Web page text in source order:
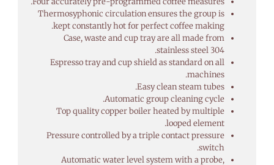
Thermosyphonic circulation ensures the group is
kept constantly hot for perfect coffee making.
Case, waste and cup tray are all made from
stainless steel 304.
Espresso tray and cup shield as standard on all
machines.
Easy clean steam tubes.
Automatic group cleaning cycle.
Top quality copper boiler heated by multiple
looped element.
Pressure controlled by a triple contact pressure
switch.
Automatic water level system with a probe,